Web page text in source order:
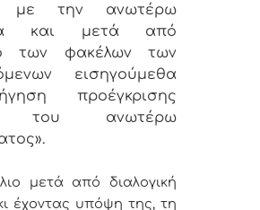
με την ανωτέρω
και μετά από
των φακέλων των
εισηγούμεθα
προέγκρισης
του ανωτέρω
μετά από διαλογική
έχοντας υπόψη της, τη